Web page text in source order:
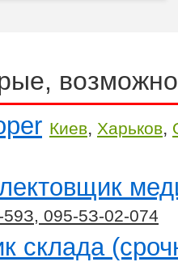
Киев, Харьков,
095-5З-02-074
склада